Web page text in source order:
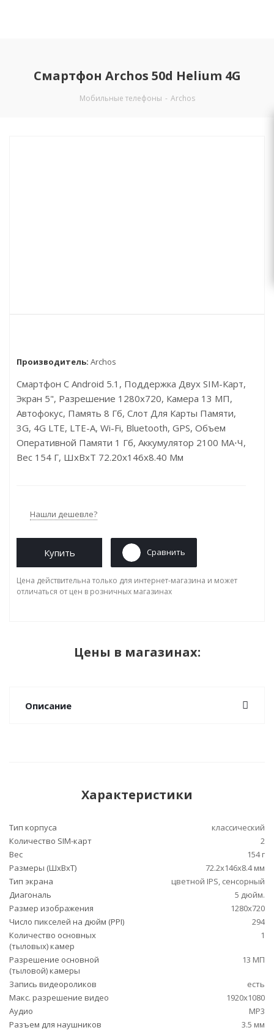
Смартфон Archos 50d Helium 4G
Мобильные телефоны - Archos
Производитель: Archos
Смартфон С Android 5.1, Поддержка Двух SIM-Карт,
Экран 5", Разрешение 1280x720, Камера 13 МП,
Автофокус, Память 8 Гб, Слот Для Карты Памяти,
3G, 4G LTE, LTE-A, Wi-Fi, Bluetooth, GPS, Объем
Оперативной Памяти 1 Гб, Аккумулятор 2100 МА⋅ч,
Вес 154 Г, ШxВxТ 72.20x146x8.40 Мм
Нашли дешевле?
Купить Сравнить
Цена действительна только для интернет-магазина и может
отличаться от цен в розничных магазинах
Цены в магазинах:
Описание
Характеристики
Тип корпуса
классический
Количество SIM-карт
2
Вес
154 г
Размеры (ШxВxТ)
72.2x146x8.4 мм
Тип экрана
цветной IPS, сенсорный
Диагональ
5 дюйм.
Размер изображения
1280x720
Число пикселей на дюйм (PPI)
294
Количество основных
(тыловых) камер
1
Разрешение основной
(тыловой) камеры
13 МП
Запись видеороликов
есть
Макс. разрешение видео
1920x1080
Аудио
MP3
Разъем для наушников
3.5 мм